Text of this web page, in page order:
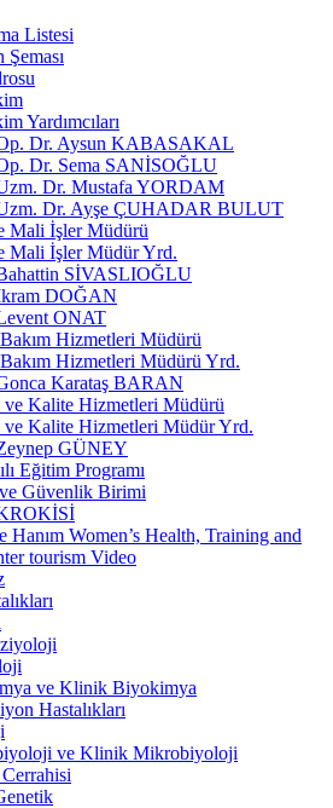
Listesi
Yardımcıları
Dr. Aysun KABASAKAL
Dr. Sema SANİSOĞLU
Dr. Mustafa YORDAM
Dr. Ayşe ÇUHADAR BULUT
Mali İşler Müdürü
Mali İşler Müdür Yrd.
SİVASLIOĞLU
DOĞAN
ONAT
Bakım Hizmetleri Müdürü
Bakım Hizmetleri Müdürü Yrd.
Karataş BARAN
ve Kalite Hizmetleri Müdürü
ve Kalite Hizmetleri Müdür Yrd.
GÜNEY
Eğitim Programı
Güvenlik Birimi
Hanım Women’s Health, Training and
tourism Video
ve Klinik Biyokimya
Hastalıkları
ve Klinik Mikrobiyoloji